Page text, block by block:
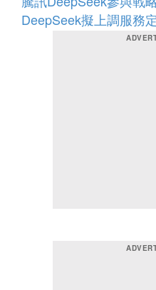
DeepSeek擬上調服務